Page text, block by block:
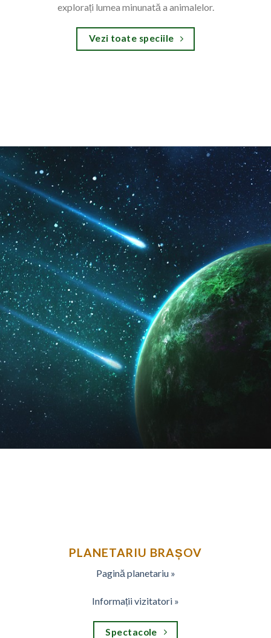
explorați lumea minunată a animalelor.
Vezi toate speciile
PLANETARIU BRAȘOV
Pagină planetariu »
Informații vizitatori »
Spectacole